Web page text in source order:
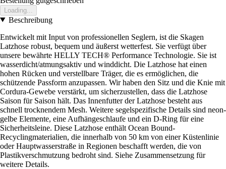
Loading...
Beschreibung
Entwickelt mit Input von professionellen Seglern, ist die Skagen
Latzhose robust, bequem und äußerst wetterfest. Sie verfügt über
unsere bewährte HELLY TECH® Performance Technologie. Sie ist
wasserdicht/atmungsaktiv und winddicht. Die Latzhose hat einen
hohen Rücken und verstellbare Träger, die es ermöglichen, die
schützende Passform anzupassen. Wir haben den Sitz und die Knie mit
Cordura-Gewebe verstärkt, um sicherzustellen, dass die Latzhose
Saison für Saison hält. Das Innenfutter der Latzhose besteht aus
schnell trocknendem Mesh. Weitere segelspezifische Details sind neon-
gelbe Elemente, eine Aufhängeschlaufe und ein D-Ring für eine
Sicherheitsleine. Diese Latzhose enthält Ocean Bound-
Recyclingmaterialien, die innerhalb von 50 km von einer Küstenlinie
oder Hauptwasserstraße in Regionen beschafft werden, die von
Plastikverschmutzung bedroht sind. Siehe Zusammensetzung für
weitere Details.